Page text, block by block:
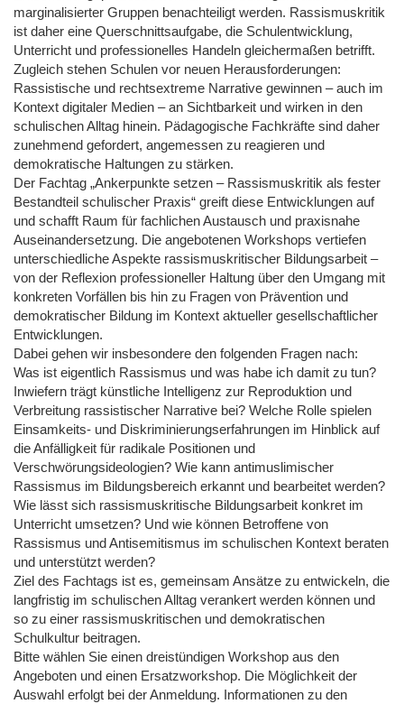
marginalisierter Gruppen benachteiligt werden. Rassismuskritik
ist daher eine Querschnittsaufgabe, die Schulentwicklung,
Unterricht und professionelles Handeln gleichermaßen betrifft.
Zugleich stehen Schulen vor neuen Herausforderungen:
Rassistische und rechtsextreme Narrative gewinnen – auch im
Kontext digitaler Medien – an Sichtbarkeit und wirken in den
schulischen Alltag hinein. Pädagogische Fachkräfte sind daher
zunehmend gefordert, angemessen zu reagieren und
demokratische Haltungen zu stärken.
Der Fachtag „Ankerpunkte setzen – Rassismuskritik als fester
Bestandteil schulischer Praxis“ greift diese Entwicklungen auf
und schafft Raum für fachlichen Austausch und praxisnahe
Auseinandersetzung. Die angebotenen Workshops vertiefen
unterschiedliche Aspekte rassismuskritischer Bildungsarbeit –
von der Reflexion professioneller Haltung über den Umgang mit
konkreten Vorfällen bis hin zu Fragen von Prävention und
demokratischer Bildung im Kontext aktueller gesellschaftlicher
Entwicklungen.
Dabei gehen wir insbesondere den folgenden Fragen nach:
Was ist eigentlich Rassismus und was habe ich damit zu tun?
Inwiefern trägt künstliche Intelligenz zur Reproduktion und
Verbreitung rassistischer Narrative bei? Welche Rolle spielen
Einsamkeits- und Diskriminierungserfahrungen im Hinblick auf
die Anfälligkeit für radikale Positionen und
Verschwörungsideologien? Wie kann antimuslimischer
Rassismus im Bildungsbereich erkannt und bearbeitet werden?
Wie lässt sich rassismuskritische Bildungsarbeit konkret im
Unterricht umsetzen? Und wie können Betroffene von
Rassismus und Antisemitismus im schulischen Kontext beraten
und unterstützt werden?
Ziel des Fachtags ist es, gemeinsam Ansätze zu entwickeln, die
langfristig im schulischen Alltag verankert werden können und
so zu einer rassismuskritischen und demokratischen
Schulkultur beitragen.
Bitte wählen Sie einen dreistündigen Workshop aus den
Angeboten und einen Ersatzworkshop. Die Möglichkeit der
Auswahl erfolgt bei der Anmeldung. Informationen zu den